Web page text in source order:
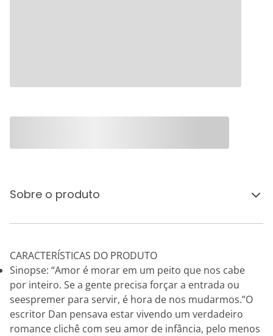
Sobre o produto
CARACTERÍSTICAS DO PRODUTO
Sinopse: “Amor é morar em um peito que nos cabe
por inteiro. Se a gente precisa forçar a entrada ou
seespremer para servir, é hora de nos mudarmos.”O
escritor Dan pensava estar vivendo um verdadeiro
romance clichê com seu amor de infância, pelo menos